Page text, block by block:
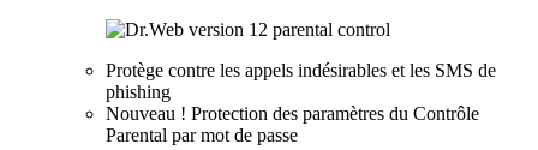
Protège contre les appels indésirables et les SMS de
phishing
Nouveau ! Protection des paramètres du Contrôle
Parental par mot de passe